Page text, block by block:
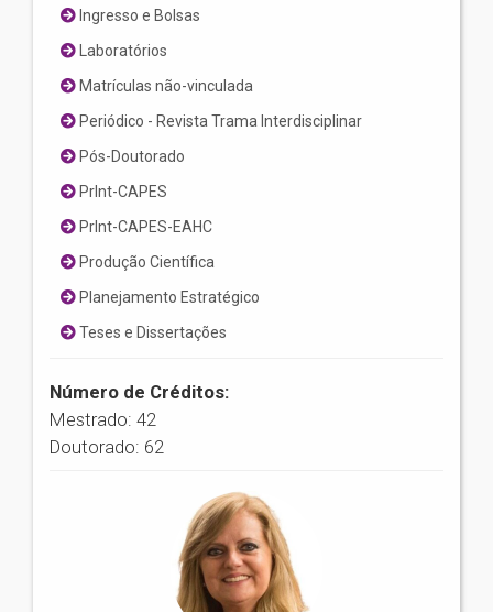
Ingresso e Bolsas
Laboratórios
Matrículas não-vinculada
Periódico - Revista Trama Interdisciplinar
Pós-Doutorado
PrInt-CAPES
PrInt-CAPES-EAHC
Produção Científica
Planejamento Estratégico
Teses e Dissertações
Número de Créditos:
Mestrado: 42
Doutorado: 62